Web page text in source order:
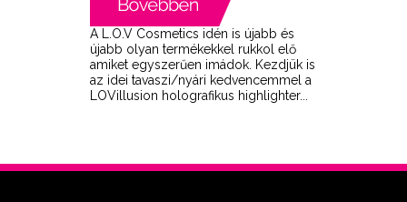
A L.O.V Cosmetics idén is újabb és
újabb olyan termékekkel rukkol elő
amiket egyszerűen imádok. Kezdjük is
az idei tavaszi/nyári kedvencemmel a
LOVillusion holografikus highlighter...